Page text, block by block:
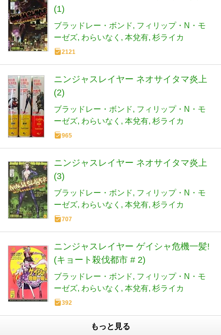
(1)
ブラッドレー・ボンド
フィリップ・N・モ
ーゼズ わらいなく 本兌有 杉ライカ
2121
ニンジャスレイヤー ネオサイタマ炎上
(2)
ブラッドレー・ボンド
フィリップ・N・モ
ーゼズ わらいなく 本兌有 杉ライカ
965
ニンジャスレイヤー ネオサイタマ炎上
(3)
ブラッドレー・ボンド
フィリップ・N・モ
ーゼズ わらいなく 本兌有 杉ライカ
707
ニンジャスレイヤー ゲイシャ危機一髪!
(キョート殺伐都市 # 2)
ブラッドレー・ボンド
フィリップ・N・モ
ーゼズ わらいなく 本兌有 杉ライカ
392
もっと見る